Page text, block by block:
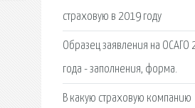
страховую в 2019 году
Образец заявления на ОСАГО
года - заполнения, форма.
В какую страховую компанию